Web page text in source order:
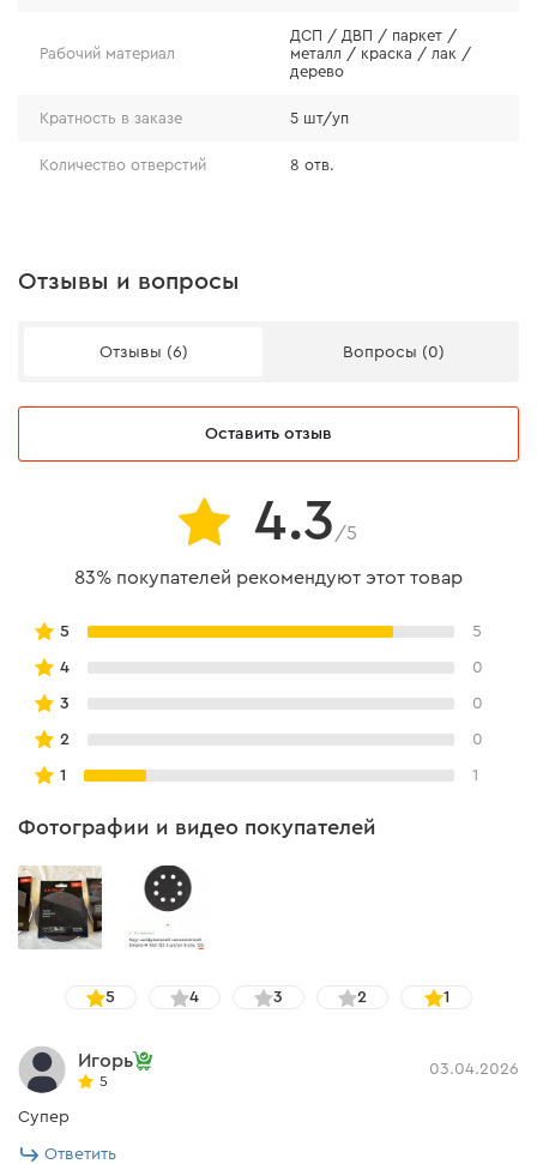
Рабочий материал
ДСП / ДВП / паркет /
металл / краска / лак /
дерево
Кратность в заказе 5 шт/уп
Количество отверстий 8 отв.
Отзывы и вопросы
Отзывы (6) Вопросы (0)
Оставить отзыв
4.3 /5
83% покупателей рекомендуют этот товар
5 5
4 0
3 0
2 0
1 1
Фотографии и видео покупателей
5 4 3 2 1
Игорь
5
03.04.2026
Супер
Ответить